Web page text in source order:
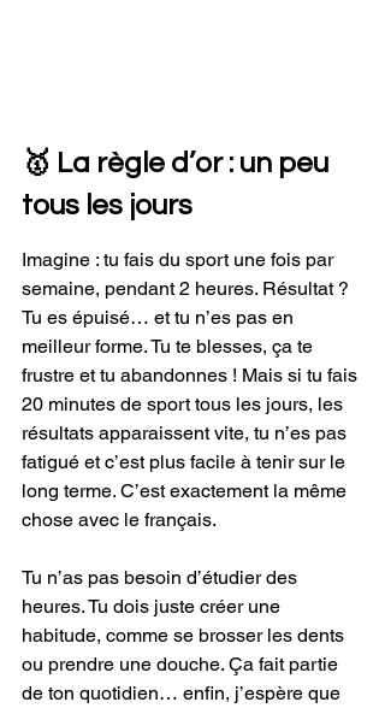
🥇 La règle d’or : un peu
tous les jours
Imagine : tu fais du sport une fois par
semaine, pendant 2 heures. Résultat ?
Tu es épuisé… et tu n’es pas en
meilleur forme. Tu te blesses, ça te
frustre et tu abandonnes ! Mais si tu fais
20 minutes de sport tous les jours, les
résultats apparaissent vite, tu n’es pas
fatigué et c’est plus facile à tenir sur le
long terme. C’est exactement la même
chose avec le français.
Tu n’as pas besoin d’étudier des
heures. Tu dois juste créer une
habitude, comme se brosser les dents
ou prendre une douche. Ça fait partie
de ton quotidien… enfin, j’espère que